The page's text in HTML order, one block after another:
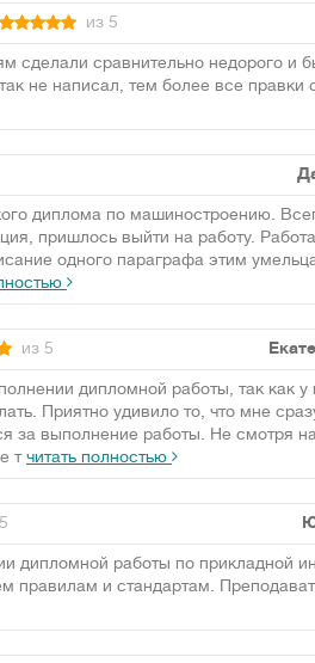
из 5
сделали сравнительно недорого и
не написал, тем более все правки
диплома по машиностроению.
пришлось выйти на работу.
одного параграфа этим
из 5
дипломной работы, так как
Приятно удивило то, что мне
за выполнение работы. Не смотря
т читать полностью
дипломной работы по прикладной
правилам и стандартам.